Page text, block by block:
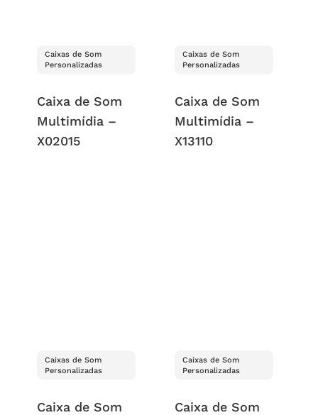
Caixas de Som
Personalizadas
Caixa de Som
Multimídia –
X02015
Caixas de Som
Personalizadas
Caixa de Som
Multimídia –
X13110
Caixas de Som
Personalizadas
Caixa de Som
Caixas de Som
Personalizadas
Caixa de Som